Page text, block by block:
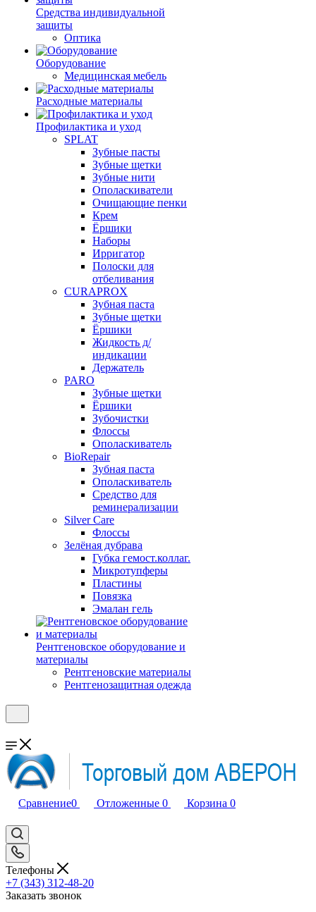
Средства индивидуальной
защиты
Оптика
Оборудование
Медицинская мебель
Расходные материалы
Профилактика и уход
SPLAT
Зубные пасты
Зубные щетки
Зубные нити
Ополаскиватели
Очищающие пенки
Крем
Ёршики
Наборы
Ирригатор
Полоски для
отбеливания
CURAPROX
Зубная паста
Зубные щетки
Ёршики
Жидкость д/
индикации
Держатель
PARO
Зубные щетки
Ёршики
Зубочистки
Флоссы
Ополаскиватель
BioRepair
Зубная паста
Ополаскиватель
Средство для
реминерализации
Silver Care
Флоссы
Зелёная дубрава
Губка гемост.коллаг.
Микротупферы
Пластины
Повязка
Эмалан гель
Рентгеновское оборудование и
материалы
Рентгеновские материалы
Рентгенозащитная одежда
Сравнение0 Отложенные 0 Корзина 0
Телефоны
+7 (343) 312-48-20
Заказать звонок